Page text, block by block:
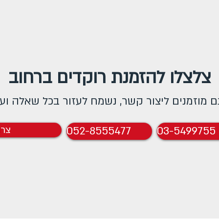
03-5499755
052-8555477
צלצלו להזמנת רוקדים ברחוב
מוזמנים ליצור קשר, נשמח לעזור בכל שאלה